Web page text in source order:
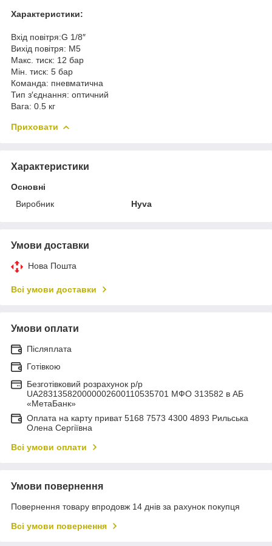
Характеристики:
Вхід повітря:G 1/8″
Вихід повітря: М5
Макс. тиск: 12 бар
Мін. тиск: 5 бар
Команда: пневматична
Тип з′єднання: оптичний
Вага: 0.5 кг
Приховати
Характеристики
Основні
Виробник
Hyva
Умови доставки
Нова Пошта
Всі умови доставки
Умови оплати
Післяплата
Готівкою
Безготівковий розрахунок р/р
UA283135820000002600110535701 МФО 313582 в АБ
«МетаБанк»
Оплата на карту приват 5168 7573 4300 4893 Рильська
Олена Сергіївна
Всі умови оплати
Умови повернення
Повернення товару впродовж 14 днів за рахунок покупця
Всі умови повернення